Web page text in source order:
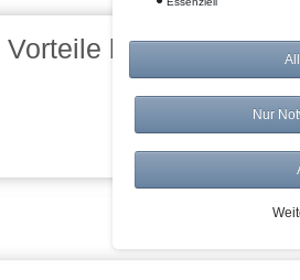
bei AWWM:
Risikolos: 14
Über 20.000
Nur